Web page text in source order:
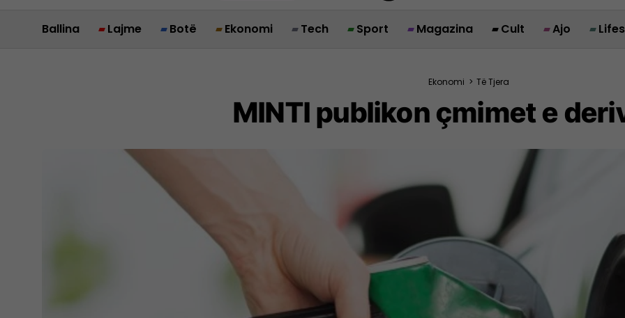
Ballina Lajme Botë Ekonomi Tech Sport Magazina Cult Ajo
Ekonomi > Të Tjera
MINTI publikon çmimet e